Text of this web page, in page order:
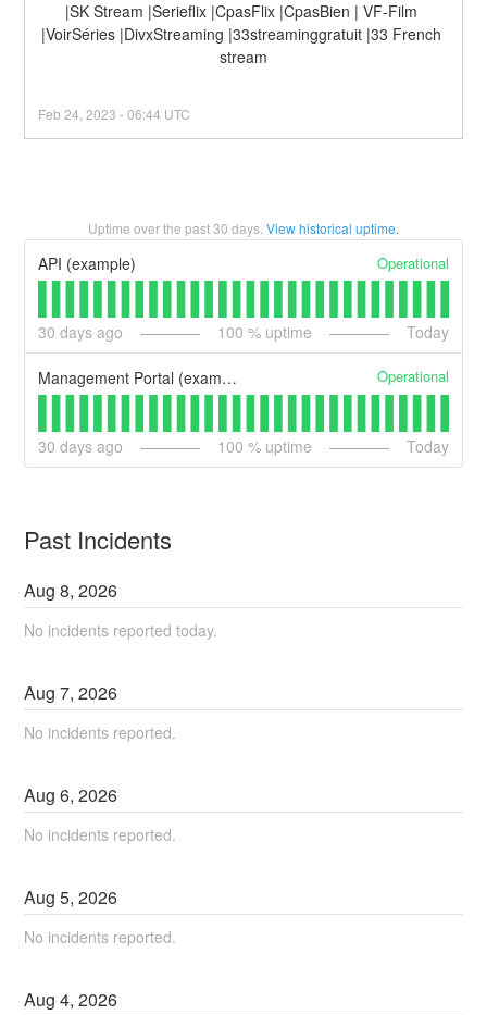
|SK Stream |Serieflix |CpasFlix |CpasBien | VF-Film
|VoirSéries |DivxStreaming |33streaminggratuit |33 French
stream
Feb24 ,2023 -06:44 UTC
Uptime over the past30 days. View historical uptime.
API (example) Operational
30 days ago 100 % uptime Today
Management Portal (example) Operational
30 days ago 100 % uptime Today
Past Incidents
Aug8,2026
No incidents reported today.
Aug7,2026
No incidents reported.
Aug6,2026
No incidents reported.
Aug5,2026
No incidents reported.
Aug4,2026